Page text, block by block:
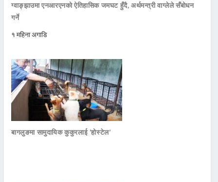
ग्वाङ्झाउमा एनआरएनको ऐतिहासिक जमघट हुँदै, अर्थमन्त्री वाग्लेले सँबोधन
गर्ने
१ महिना अगाडि
बागलुङमा सामुदायिक कुकुरलाई ‘होस्टेल’